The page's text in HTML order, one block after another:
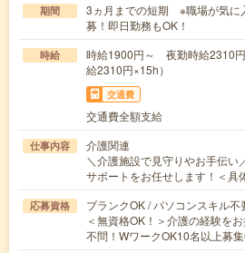
期間
3ヵ月までの短期 ※職場が気
募！即日勤務もOK！
時給
時給1900円～ 夜勤時給2310
給2310円×15h）
交通費
交通費全額支給
仕事内容
介護関連
＼介護施設で見守りやお手伝い
サポートをお任せします！＜
応募資格
ブランクOK / パソコンスキル不
＜無資格OK！＞介護の経験を
不問！WワークOK10名以上募